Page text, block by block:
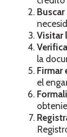
Visitar
la
Firmar
el